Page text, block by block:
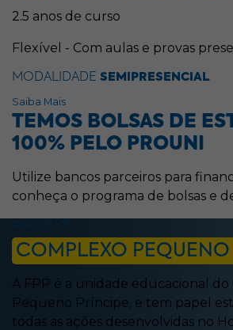
2.5 anos de curso
Flexível - Com aulas e provas
MODALIDADE SEMIPRESENCIAL
Saiba Mais
TEMOS BOLSAS DE
100% PELO PROUNI
Utilize bancos parceiros para
conheça o programa de bolsas e
#SOUFPP
COMPLEXO PEQUENO
A FPP é a unidade educacional do
Pequeno Príncipe, e tem papel
todas as ações desenvolvidas no